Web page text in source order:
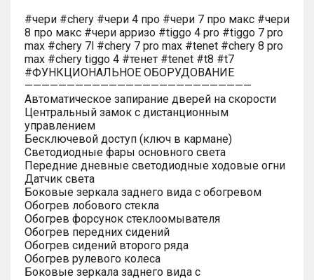
#чери #chery #чери 4 про #чери 7 про макс #чери
8 про макс #чери арризо #tiggo 4 pro #tiggo 7 pro
max #chery 7l #chery 7 pro max #tenet #chery 8 pro
max #chery tiggo 4 #тенет #tenet #t8 #t7
#ФУНКЦИОНАЛЬНОЕ ОБОРУДОВАНИЕ
———————————————————————————
Автоматическое запирание дверей на скорости
Центральный замок с дистанционным
управлением
Бесключевой доступ (ключ в кармане)
Светодиодные фары основного света
Передние дневные светодиодные ходовые огни
Датчик света
Боковые зеркала заднего вида с обогревом
Обогрев лобового стекла
Обогрев форсунок стеклоомывателя
Обогрев передних сидений
Обогрев сидений второго ряда
Обогрев рулевого колеса
Боковые зеркала заднего вида с